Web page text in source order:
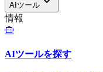
AIツール
情報
AIツールを探す